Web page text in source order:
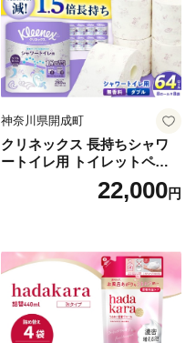
神奈川県開成町
クリネックス 長持ちシャワ
ートイレ用 トイレットペー
パー（ダブル）64ロール(8ロ
ール×8パック) 開成町 トイレ
蓄 防災 エコ 消耗品 生活雑貨
生活用品 無香料 トイレット
ペーパー ダブル といれっと
ぺーぱー トイレ クレシア ト
イレットペーパー [BDBH002
-1]
22,000円